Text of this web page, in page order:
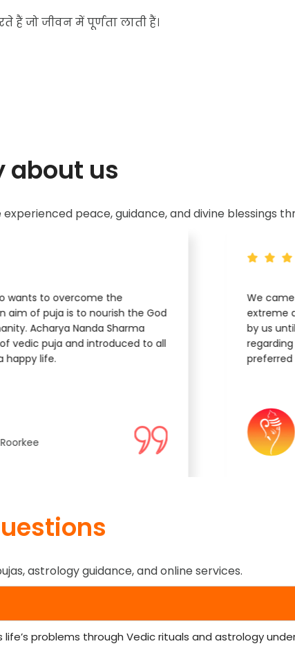
हैं जो जीवन में पूर्णता लाती हैं।
about us
peace, guidance, and divine blessings
wants to overcome the
aim of puja is to nourish the God
Acharya Nanda Sharma
vedic puja and introduced to all
happy life.
We
extreme
by us
astrology guidance, and online services.
problems through Vedic rituals and astrology